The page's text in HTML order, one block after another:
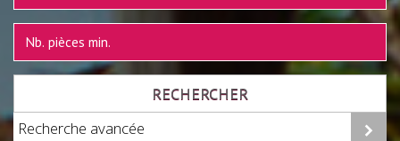
RECHERCHER
Recherche avancée